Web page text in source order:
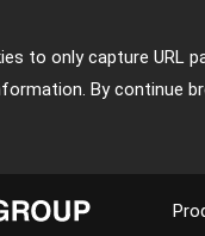
to only capture URL
By continue